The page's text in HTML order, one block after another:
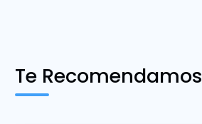
Te Recomendamos